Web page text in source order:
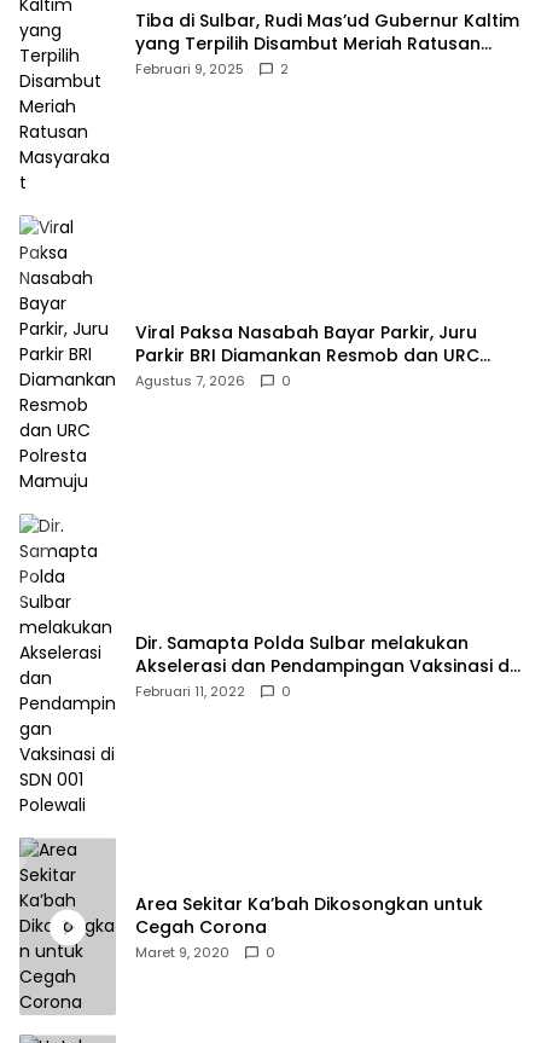
Tiba di Sulbar, Rudi Mas’ud Gubernur Kaltim
yang Terpilih Disambut Meriah Ratusan
Masyarakat
Februari 9, 2025 2
Viral Paksa Nasabah Bayar Parkir, Juru
Parkir BRI Diamankan Resmob dan URC
Polresta Mamuju
Agustus 7, 2026 0
Dir. Samapta Polda Sulbar melakukan
Akselerasi dan Pendampingan Vaksinasi di
SDN 001 Polewali
Februari 11, 2022 0
Area Sekitar Ka’bah Dikosongkan untuk
Cegah Corona
Maret 9, 2020 0